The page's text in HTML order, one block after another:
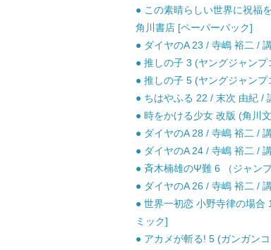
● この素晴らしい世界に祝福
角川書店 [ペーパーバック]
● ダイヤのA 23 / 寺嶋 裕二 /
● 推しの子 3 (ヤングジャン
● 推しの子 5 (ヤングジャン
● ちはやふる 22 / 末次 由紀 /
● 時をかける少女 改版 (角川
● ダイヤのA 28 / 寺嶋 裕二 /
● ダイヤのA 24 / 寺嶋 裕二 /
● 斉木楠雄のΨ難 6 （ジャン
● ダイヤのA 26 / 寺嶋 裕二 /
● 世界一初恋 小野寺律の場合
ミック]
● アカメが斬る! 5 (ガンガン